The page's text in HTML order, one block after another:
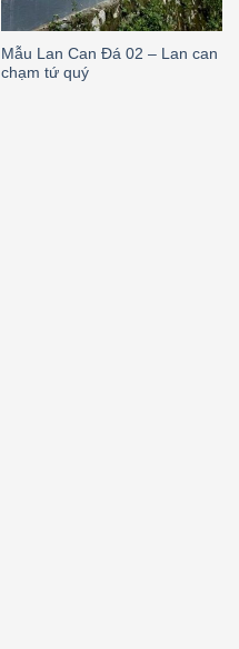
Mẫu Lan Can Đá 02 – Lan can
chạm tứ quý